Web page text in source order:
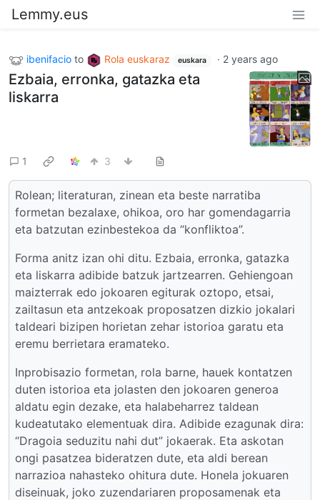
Lemmy.eus
ibenifacio to Rola euskaraz euskara · 2 years ago
Ezbaia, erronka, gatazka eta
liskarra
1 3
Rolean; literaturan, zinean eta beste narratiba
formetan bezalaxe, ohikoa, oro har gomendagarria
eta batzutan ezinbestekoa da “konfliktoa”.
Forma anitz izan ohi ditu. Ezbaia, erronka, gatazka
eta liskarra adibide batzuk jartzearren. Gehiengoan
maizterrak edo jokoaren egiturak oztopo, etsai,
zailtasun eta antzekoak proposatzen dizkio jokalari
taldeari bizipen horietan zehar istorioa garatu eta
eremu berrietara eramateko.
Inprobisazio formetan, rola barne, hauek kontatzen
duten istorioa eta jolasten den jokoaren generoa
aldatu egin dezake, eta halabeharrez taldean
kudeatutako elementuak dira. Adibide ezagunak dira:
“Dragoia seduzitu nahi dut” jokaerak. Eta askotan
ongi pasatzea bideratzen dute, eta aldi berean
narrazioa nahasteko ohitura dute. Honela jokuaren
diseinuak, joko zuzendariaren proposamenak eta